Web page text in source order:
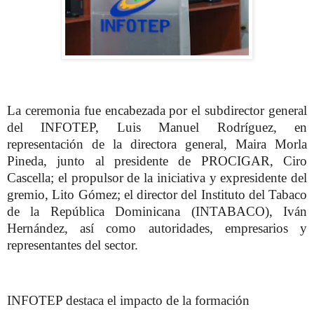
La ceremonia fue encabezada por el subdirector general
del INFOTEP, Luis Manuel Rodríguez, en
representación de la directora general, Maira Morla
Pineda, junto al presidente de PROCIGAR, Ciro
Cascella; el propulsor de la iniciativa y expresidente del
gremio, Lito Gómez; el director del Instituto del Tabaco
de la República Dominicana (INTABACO), Iván
Hernández, así como autoridades, empresarios y
representantes del sector.
INFOTEP destaca el impacto de la formación